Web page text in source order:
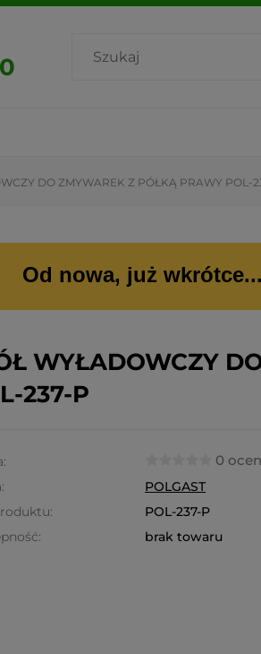
DO ZMYWAREK Z PÓŁKĄ PRAWY POL-
Od nowa, już wkrótce...
WYŁADOWCZY
237-P
0 ocen
POLGAST
POL-237-P
brak towaru